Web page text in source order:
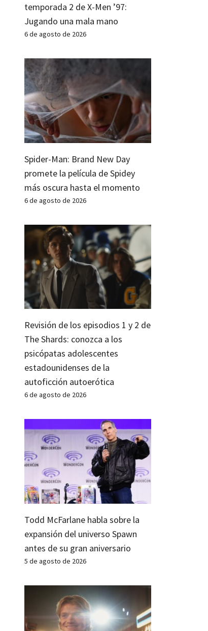
temporada 2 de X-Men ’97:
Jugando una mala mano
6 de agosto de 2026
Spider-Man: Brand New Day
promete la película de Spidey
más oscura hasta el momento
6 de agosto de 2026
Revisión de los episodios 1 y 2 de
The Shards: conozca a los
psicópatas adolescentes
estadounidenses de la
autoficción autoerótica
6 de agosto de 2026
Todd McFarlane habla sobre la
expansión del universo Spawn
antes de su gran aniversario
5 de agosto de 2026